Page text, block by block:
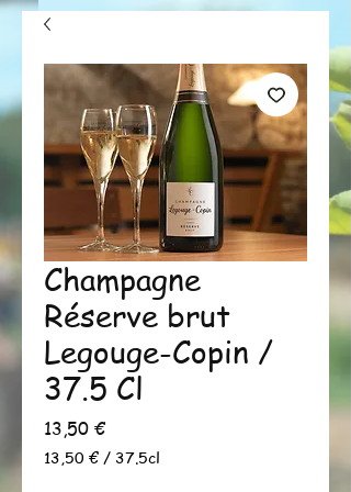
Champagne
Réserve brut
Legouge-Copin /
37.5 Cl
13,50 €Prix
13,50 € / 37.5cl